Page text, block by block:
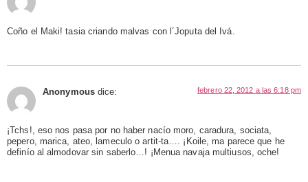
Coño el Maki! tasia criando malvas con l´Joputa del Ivá.
Anonymous dice: febrero 22, 2012 a las 6:18 pm
¡Tchs!, eso nos pasa por no haber nacío moro, caradura, sociata,
pepero, marica, ateo, lameculo o artit-ta…. ¡Koile, ma parece que he
definío al almodovar sin saberlo…! ¡Menua navaja multiusos, oche!